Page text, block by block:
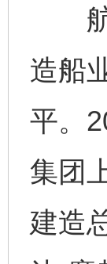
航
造船
平。
集团
建造